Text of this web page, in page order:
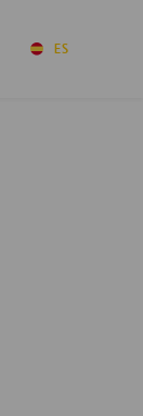
ES